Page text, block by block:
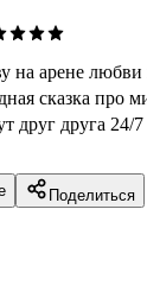
на арене любви
сказка про
друг друга 24/
Поделиться